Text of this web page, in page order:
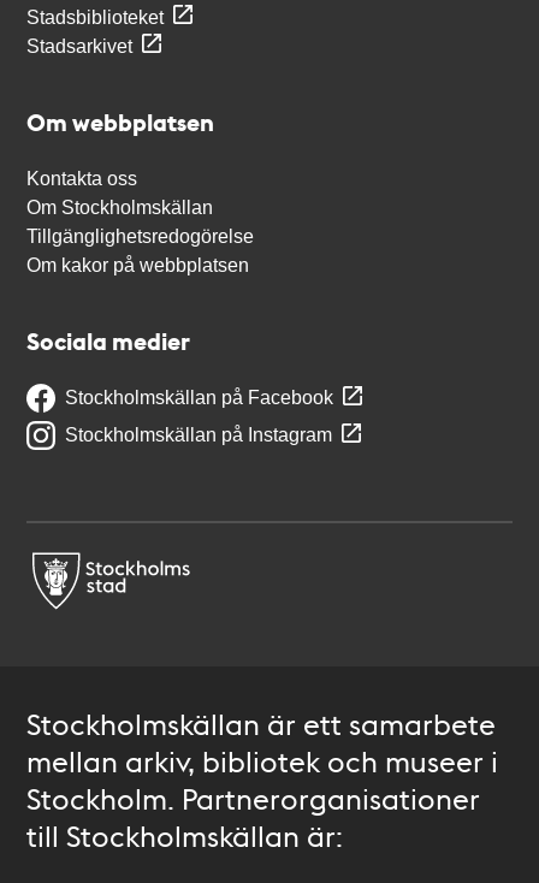
Stadsbiblioteket
Stadsarkivet
Om webbplatsen
Kontakta oss
Om Stockholmskällan
Tillgänglighetsredogörelse
Om kakor på webbplatsen
Sociala medier
Stockholmskällan på Facebook
Stockholmskällan på Instagram
Stockholmskällan är ett samarbete
mellan arkiv, bibliotek och museer i
Stockholm. Partnerorganisationer
till Stockholmskällan är: